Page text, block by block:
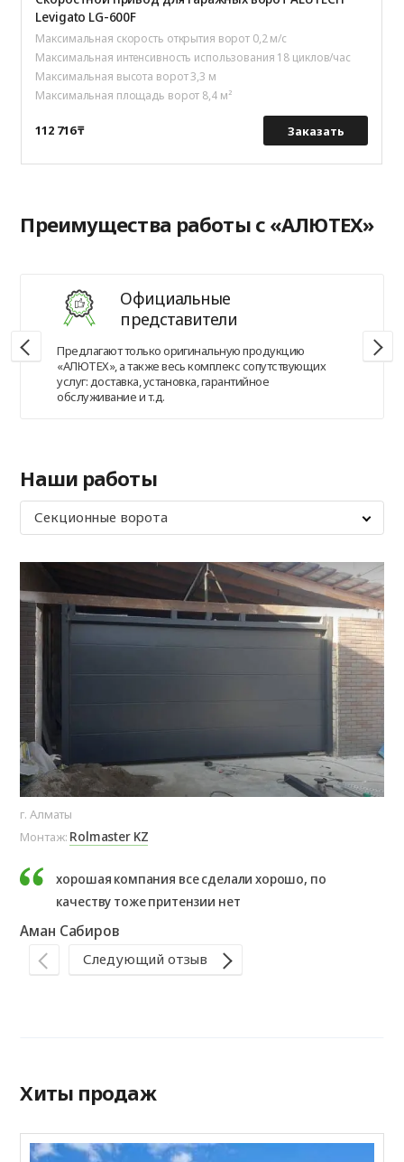
Levigato LG-600F
Максимальная скорость открытия ворот 0,2 м/с
Максимальная интенсивность использования 18 циклов/час
Максимальная высота ворот 3,3 м
Максимальная площадь ворот 8,4 м²
112 716 ₸ Заказать
Преимущества работы с «АЛЮТЕХ»
Официальные
представители
Предлагают только оригинальную продукцию
«АЛЮТЕХ», а также весь комплекс сопутствующих
услуг: доставка, установка, гарантийное
обслуживание и т.д.
Наши работы
Секционные ворота
г. Алматы
Монтаж: Rolmaster KZ
хорошая компания все сделали хорошо, по
качеству тоже притензии нет
​Аман Сабиров​
Следующий отзыв
Хиты продаж